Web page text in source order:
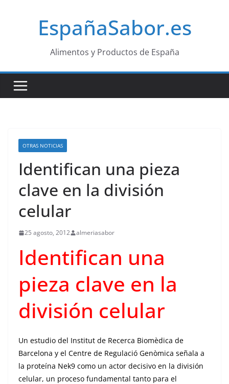
EspañaSabor.es
Alimentos y Productos de España
OTRAS NOTICIAS
Identifican una pieza
clave en la división
celular
25 agosto, 2012 almeriasabor
Identifican una
pieza clave en la
división celular
Un estudio del Institut de Recerca Biomèdica de
Barcelona y el Centre de Regulació Genòmica señala a
la proteína Nek9 como un actor decisivo en la división
celular, un proceso fundamental tanto para el